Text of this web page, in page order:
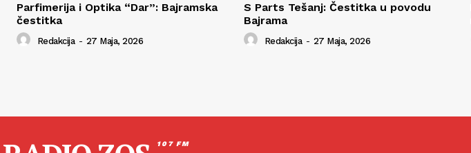
Parfimerija i Optika “Dar”: Bajramska
čestitka
Redakcija - 27 Maja, 2026
S Parts Tešanj: Čestitka u povodu
Bajrama
Redakcija - 27 Maja, 2026
107 FM